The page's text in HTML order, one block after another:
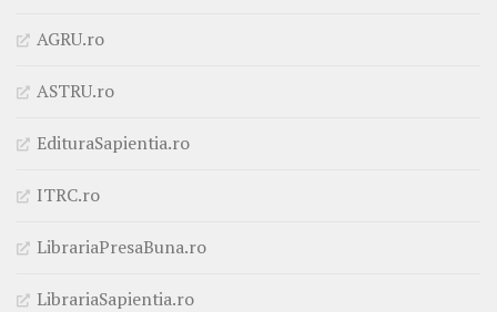
AGRU.ro
ASTRU.ro
EdituraSapientia.ro
ITRC.ro
LibrariaPresaBuna.ro
LibrariaSapientia.ro